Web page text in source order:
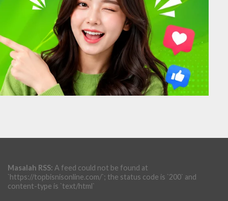
Masalah RSS: A feed could not be found at
`https://topbisnisonline.com/`; the status code is `200` and
content-type is `text/html`